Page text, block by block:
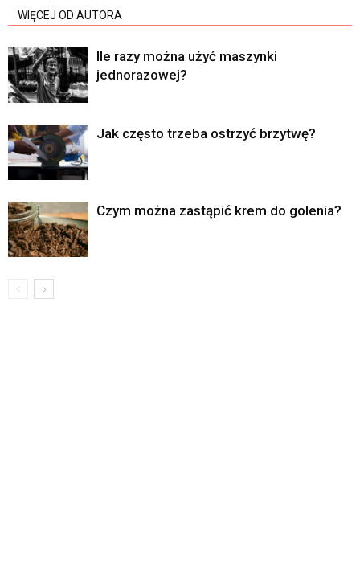
WIĘCEJ OD AUTORA
Ile razy można użyć maszynki
jednorazowej?
Jak często trzeba ostrzyć brzytwę?
Czym można zastąpić krem do golenia?